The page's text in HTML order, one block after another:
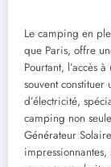
Le camping en
que Paris, offre
Pourtant, l’accès
souvent constituer
d’électricité,
camping non
Générateur